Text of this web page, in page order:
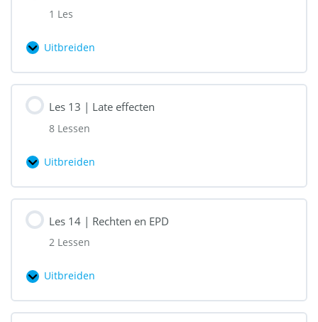
en
1 Les
Uitbreiden
12
Zorgverzekeraars
Les 13 | Late effecten
8 Lessen
Uitbreiden
13
Late
effecten
Les 14 | Rechten en EPD
2 Lessen
Uitbreiden
14